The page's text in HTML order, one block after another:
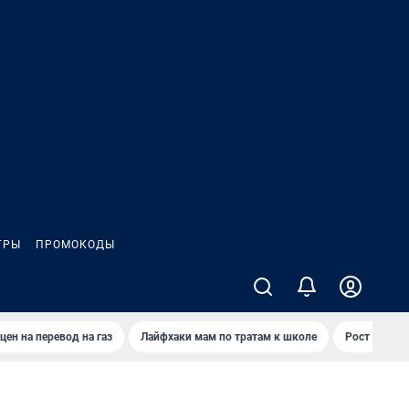
ПРОМОКОДЫ
на перевод на газ Лайфхаки мам по тратам к школе Рост цен на